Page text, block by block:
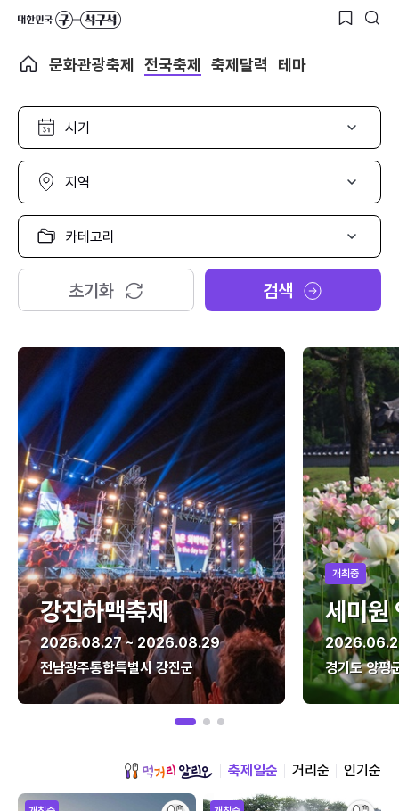
문화관광축제 전국축제 축제달력 테마
시
선
택
지
선
택
카
고
리
택
초기화 검색
강진하맥축제
2026.08.27 ~ 2026.08.29
전남광주통합특별시 강진군
개최중
세미원
경기도 양평
축제일순 거리순 인기순